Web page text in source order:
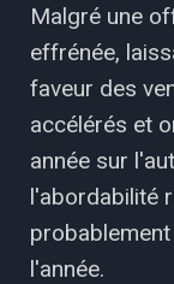
Malgré une
effrénée,
faveur des
accélérés et
année sur
l'abordabilité
l'année.